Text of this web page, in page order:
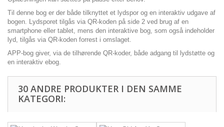
Til denne bog er der både tilknyttet et lydspor og en interaktiv udgave af
bogen. Lydsporet tilgås via QR-koden på side 2 ved brug af en
smartphone eller tablet, mens den interaktive bog, som også indeholder
lyd, tilgås via QR-koden forrest i omslaget.
APP-bog giver, via de tilhørende QR-koder, både adgang til lydstøtte og
en interaktiv ebog.
30 ANDRE PRODUKTER I DEN SAMME
KATEGORI: